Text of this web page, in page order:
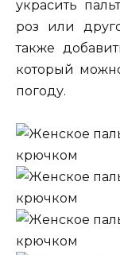
украсить
роз или
также
который
погоду.